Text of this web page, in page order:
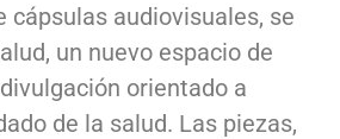
cápsulas audiovisuales, se
un nuevo espacio de
orientado a
de la salud. Las piezas,